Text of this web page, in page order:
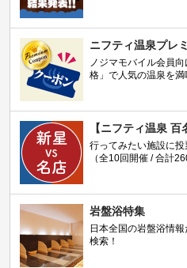
ニフティ温泉プレ
ノジマモバイル会員
格」で人気の温泉を満
【ニフティ温泉 百
行ってみたい施設に投
（全10回開催 / 合計
岩盤浴特集
日本全国の岩盤浴情
検索！